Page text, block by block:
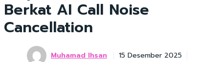
Berkat AI Call Noise
Cancellation
Muhamad Ihsan 15 Desember 2025